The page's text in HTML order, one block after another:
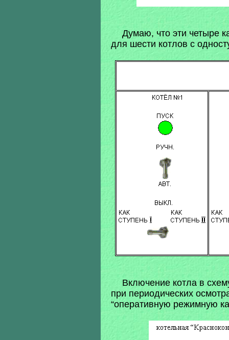
Думаю, что эти четыре
для шести котлов с
Включение котла в
при периодических
“оперативную режимную